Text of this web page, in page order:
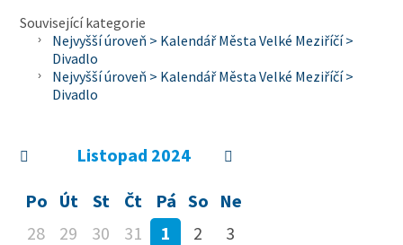
Související kategorie
Nejvyšší úroveň > Kalendář Města Velké Meziříčí >
Divadlo
Nejvyšší úroveň > Kalendář Města Velké Meziříčí >
Divadlo
Listopad 2024
Po Út St Čt Pá So Ne
28
29 30 31 1 2
3